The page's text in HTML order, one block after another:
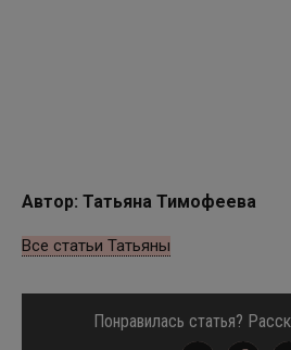
Автор: Татьяна Тимофеева
Все статьи Татьяны
Понравилась статья?